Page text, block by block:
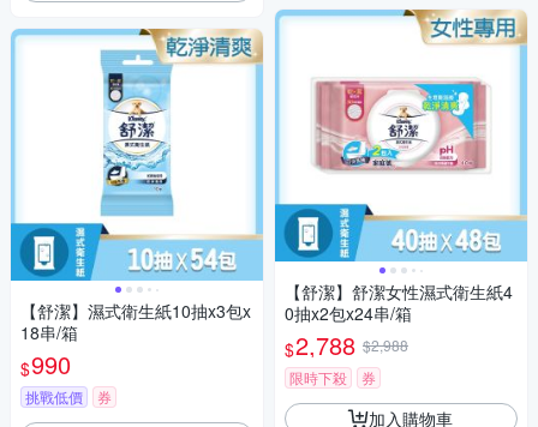
【舒潔】濕式衛生紙10抽x3包x
18串/箱
$990
挑戰低價 券
【舒潔】舒潔女性濕式衛生紙4
0抽x2包x24串/箱
$2,788 $2,988
限時下殺
券
加入購物車